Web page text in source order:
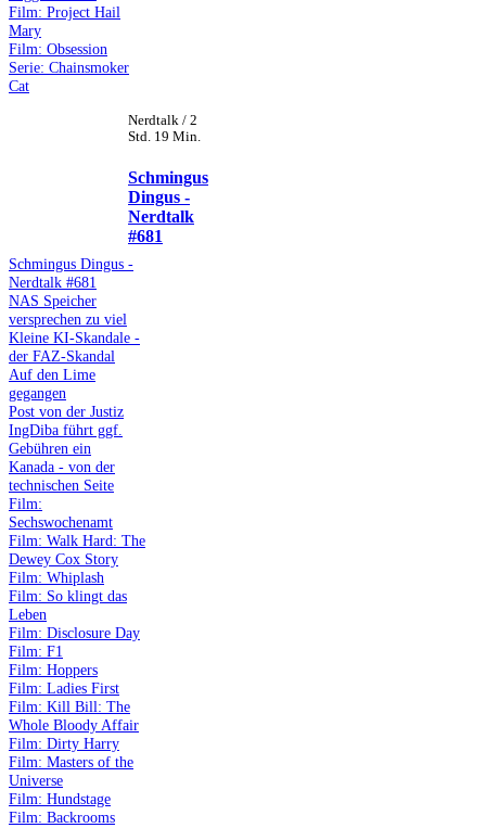
Film: Project Hail
Mary
Film: Obsession
Serie: Chainsmoker
Cat
Nerdtalk / 2
Std. 19 Min.
Schmingus
Dingus -
Nerdtalk
#681
Schmingus Dingus -
Nerdtalk #681
NAS Speicher
versprechen zu viel
Kleine KI-Skandale -
der FAZ-Skandal
Auf den Lime
gegangen
Post von der Justiz
IngDiba führt ggf.
Gebühren ein
Kanada - von der
technischen Seite
Film:
Sechswochenamt
Film: Walk Hard: The
Dewey Cox Story
Film: Whiplash
Film: So klingt das
Leben
Film: Disclosure Day
Film: F1
Film: Hoppers
Film: Ladies First
Film: Kill Bill: The
Whole Bloody Affair
Film: Dirty Harry
Film: Masters of the
Universe
Film: Hundstage
Film: Backrooms